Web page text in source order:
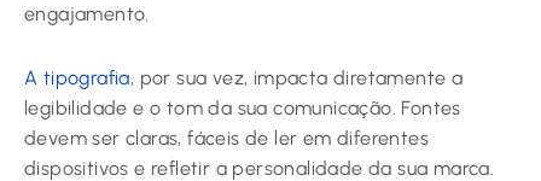
engajamento.
A tipografia, por sua vez, impacta diretamente a
legibilidade e o tom da sua comunicação. Fontes
devem ser claras, fáceis de ler em diferentes
dispositivos e refletir a personalidade da sua marca.